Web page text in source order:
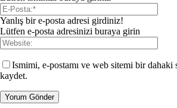
Yanlış bir e-posta adresi girdiniz!
Lütfen e-posta adresinizi buraya girin
Ismimi, e-postamı ve web sitemi bir dahaki
kaydet.